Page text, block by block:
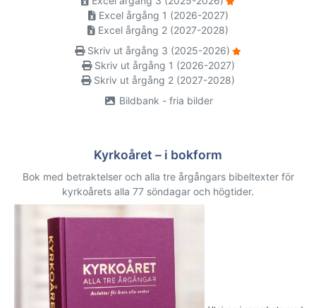
Excel årgång 1 (2026-2027)
Excel årgång 2 (2027-2028)
Skriv ut årgång 3 (2025-2026)
Skriv ut årgång 1 (2026-2027)
Skriv ut årgång 2 (2027-2028)
Bildbank - fria bilder
Kyrkoåret – i bokform
Bok med betraktelser och alla tre årgångars bibeltexter för
kyrkoårets alla 77 söndagar och högtider.